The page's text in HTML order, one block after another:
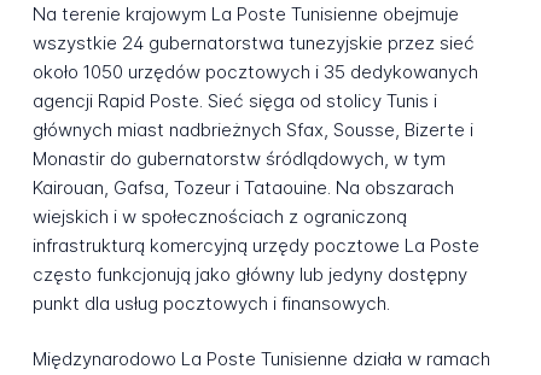
Na terenie krajowym La Poste Tunisienne obejmuje
wszystkie 24 gubernatorstwa tunezyjskie przez sieć
około 1050 urzędów pocztowych i 35 dedykowanych
agencji Rapid Poste. Sieć sięga od stolicy Tunis i
głównych miast nadbrieżnych Sfax, Sousse, Bizerte i
Monastir do gubernatorstw śródlądowych, w tym
Kairouan, Gafsa, Tozeur i Tataouine. Na obszarach
wiejskich i w społecznościach z ograniczoną
infrastrukturą komercyjną urzędy pocztowe La Poste
często funkcjonują jako główny lub jedyny dostępny
punkt dla usług pocztowych i finansowych.
Międzynarodowo La Poste Tunisienne działa w ramach